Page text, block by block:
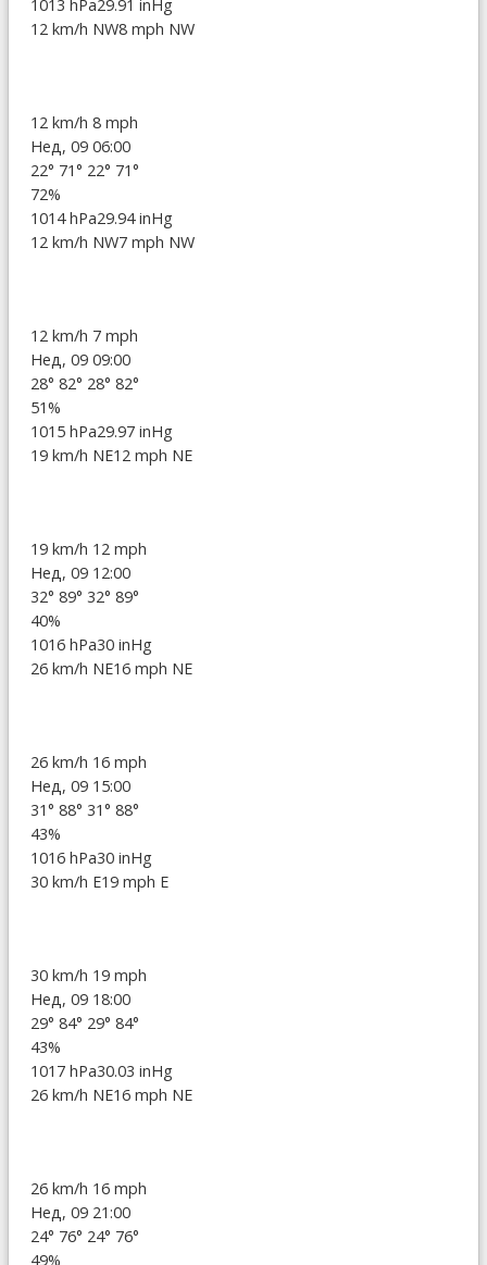
1013 hPa29.91 inHg
12 km/h NW8 mph NW
12 km/h 8 mph
Нед, 09 06:00
22° 71° 22° 71°
72%
1014 hPa29.94 inHg
12 km/h NW7 mph NW
12 km/h 7 mph
Нед, 09 09:00
28° 82° 28° 82°
51%
1015 hPa29.97 inHg
19 km/h NE12 mph NE
19 km/h 12 mph
Нед, 09 12:00
32° 89° 32° 89°
40%
1016 hPa30 inHg
26 km/h NE16 mph NE
26 km/h 16 mph
Нед, 09 15:00
31° 88° 31° 88°
43%
1016 hPa30 inHg
30 km/h E19 mph E
30 km/h 19 mph
Нед, 09 18:00
29° 84° 29° 84°
43%
1017 hPa30.03 inHg
26 km/h NE16 mph NE
26 km/h 16 mph
Нед, 09 21:00
24° 76° 24° 76°
49%